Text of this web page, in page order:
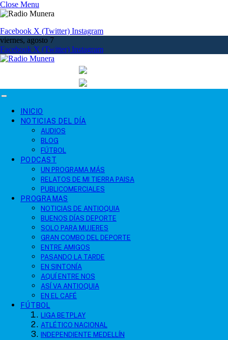
Close Menu
Facebook X (Twitter) Instagram
viernes, agosto 7
Facebook X (Twitter) Instagram
INICIO
NOTICIAS DEL DÍA
AUDIOS
BLOG
FÚTBOL
PODCAST
UN PROGRAMA MÁS
RELATOS DE MI TIERRA PAISA
PUBLICOMERCIALES
PROGRAMAS
NOTICIAS DE ANTIOQUIA
BUENOS DÍAS DEPORTE
SOLO PARA MUJERES
GRAN COMBO DEL DEPORTE
ENTRE AMIGOS
PASANDO LA TARDE
EN SINTONÍA
AQUÍ ENTRE NOS
ASÍ VA ANTIOQUIA
EN EL CAFÉ
FÚTBOL
LIGA BETPLAY
ATLÉTICO NACIONAL
INDEPENDIENTE MEDELLÍN